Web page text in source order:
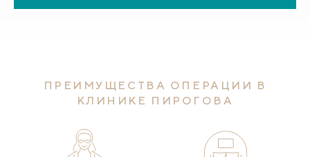
ПРЕИМУЩЕСТВА ОПЕРАЦИИ В
КЛИНИКЕ ПИРОГОВА